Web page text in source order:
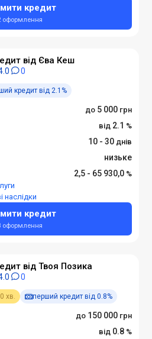
кредит
оформлення
від Єва Кеш
0
кредит від 2.1%
5 000
2.1
10 - 30
низьке
2,5 - 65 930,0
кредит
оформлення
від Твоя Позика
0
хв. перший кредит від 0.8%
150 000
0.8